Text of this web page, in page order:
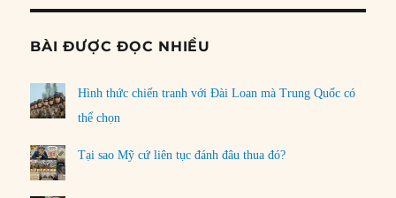
BÀI ĐƯỢC ĐỌC NHIỀU
Hình thức chiến tranh với Đài Loan mà Trung Quốc có
thể chọn
Tại sao Mỹ cứ liên tục đánh đâu thua đó?